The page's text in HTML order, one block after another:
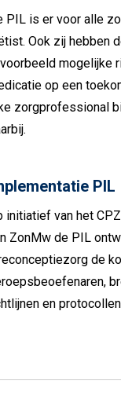
PIL is er voor alle
Ook zij hebben
mogelijke
op een
zorgprofessional
PIL
initiatief van het
ZonMw de PIL
de
en